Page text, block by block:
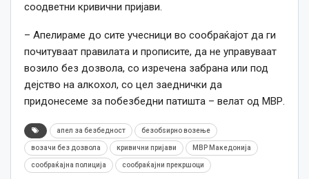
соодветни кривични пријави.
– Апелираме до сите учесници во сообраќајот да ги
почитуваат правилата и прописите, да не управуваат
возило без дозвола, со изречена забрана или под
дејство на алкохол, со цел заеднички да
придонесеме за побезбедни патишта – велат од МВР.
апел за безбедност безобѕирно возење
возачи без дозвола кривични пријави МВР Македонија
сообраќајна полиција сообраќајни прекршоци